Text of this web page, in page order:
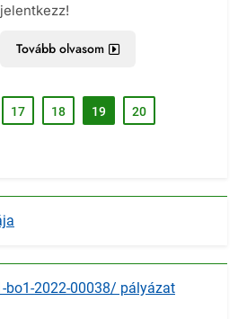
jelentkezz!
Tovább olvasom
17 18 19 20